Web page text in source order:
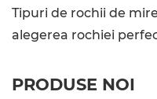
Tipuri de rochii de
alegerea rochiei
PRODUSE NOI